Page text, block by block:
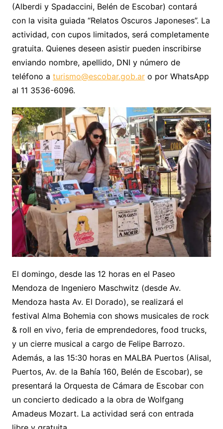
(Alberdi y Spadaccini, Belén de Escobar) contará
con la visita guiada “Relatos Oscuros Japoneses”. La
actividad, con cupos limitados, será completamente
gratuita. Quienes deseen asistir pueden inscribirse
enviando nombre, apellido, DNI y número de
teléfono a turismo@escobar.gob.aro por WhatsApp
al 11 3536-6096.
El domingo, desde las 12 horas en el Paseo
Mendoza de Ingeniero Maschwitz (desde Av.
Mendoza hasta Av. El Dorado), se realizará el
festival Alma Bohemia con shows musicales de rock
& roll en vivo, feria de emprendedores, food trucks,
y un cierre musical a cargo de Felipe Barrozo.
Además, a las 15:30 horas en MALBA Puertos (Alisal,
Puertos, Av. de la Bahía 160, Belén de Escobar), se
presentará la Orquesta de Cámara de Escobar con
un concierto dedicado a la obra de Wolfgang
Amadeus Mozart. La actividad será con entrada